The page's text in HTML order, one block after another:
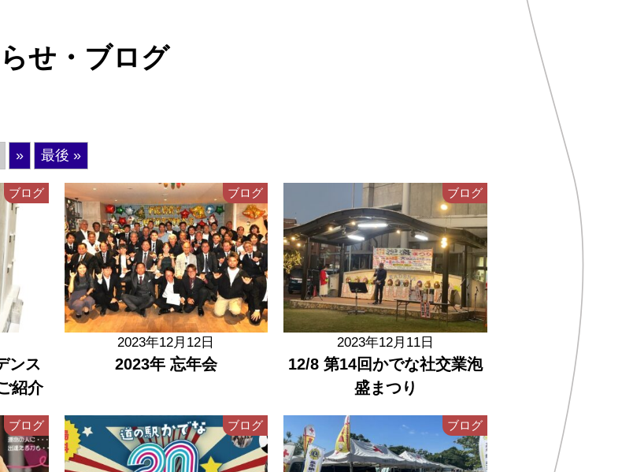
せ・ブログ
» 最後 »
ブログ
ンス
紹介
ブログ
2023年12月12日
2023年 忘年会
ブログ
2023年12月11日
12/8 第14回かでな社交業泡
盛まつり
ブログ ブログ ブログ